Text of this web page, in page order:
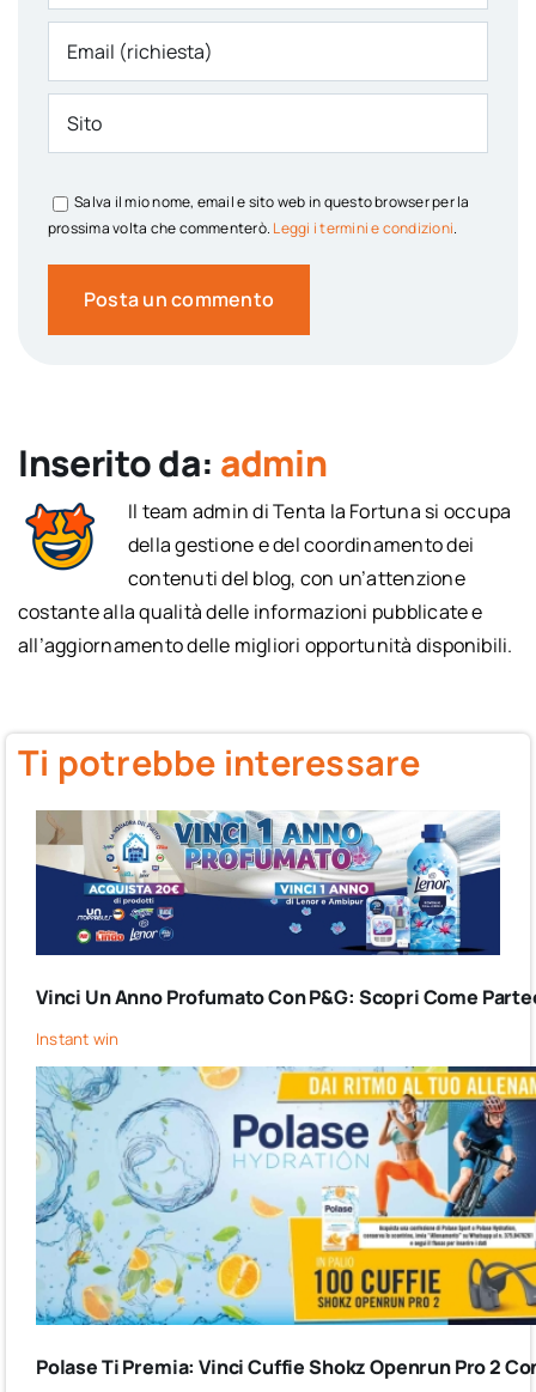
Salva il mio nome, email e sito web in questo browser per la
prossima volta che commenterò. Leggi i termini e condizioni.
Inserito da: admin
Il team admin di Tenta la Fortuna si occupa
della gestione e del coordinamento dei
contenuti del blog, con un’attenzione
costante alla qualità delle informazioni pubblicate e
all’aggiornamento delle migliori opportunità disponibili.
Ti potrebbe interessare
Vinci Un Anno Profumato Con P&G: Scopri Come
Instant win
Polase Ti Premia: Vinci Cuffie Shokz Openrun Pro 2